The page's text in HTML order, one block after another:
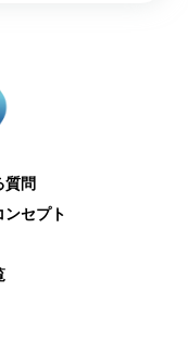
質問
ンセプト